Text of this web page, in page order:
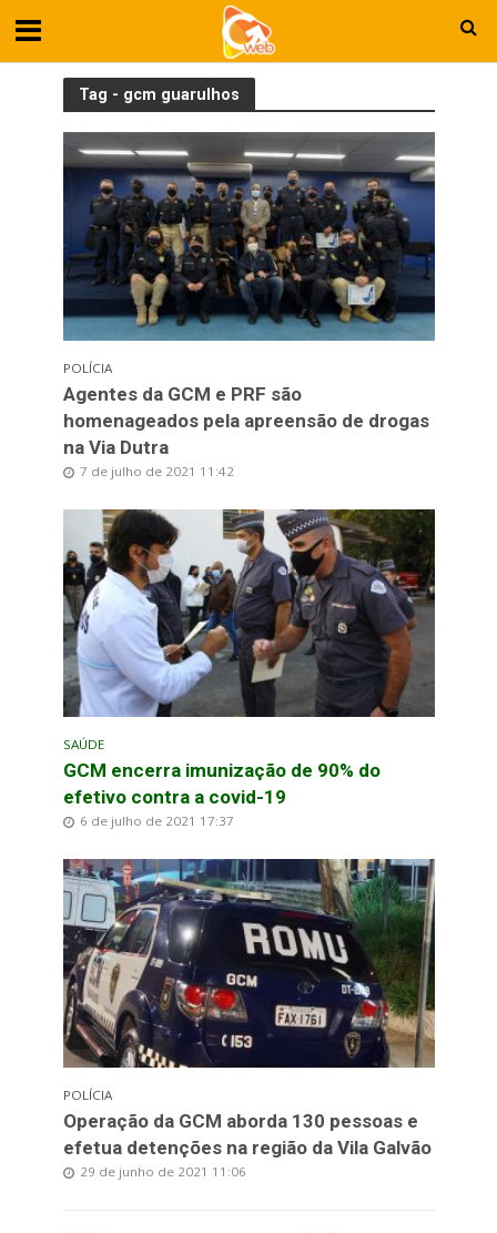
Tag - gcm guarulhos
POLÍCIA
Agentes da GCM e PRF são
homenageados pela apreensão de drogas
na Via Dutra
7 de julho de 2021 11:42
SAÚDE
GCM encerra imunização de 90% do
efetivo contra a covid-19
6 de julho de 2021 17:37
POLÍCIA
Operação da GCM aborda 130 pessoas e
efetua detenções na região da Vila Galvão
29 de junho de 2021 11:06